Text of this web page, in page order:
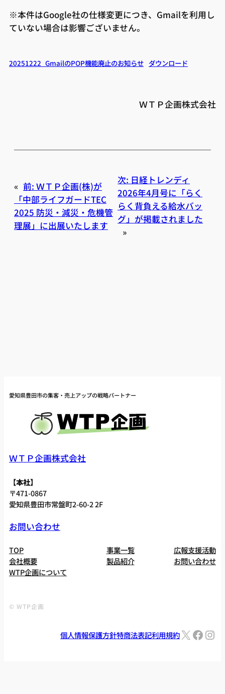
※本件はGoogle社の仕様変更につき、Gmailを利用し
ていない場合は影響ございません。
20251222_GmailのPOP機能廃止のお知らせ ダウンロード
ＷＴＰ企画株式会社
« 前: ＷＴＰ企画(株)が
「中部ライフガードTEC
2025 防災・減災・危機管
理展」に出展いたします
次: 日経トレンディ
2026年4月号に「らく
らく背負える給水バッ
グ」が掲載されました
»
愛知県豊田市の集客・売上アップの戦略パートナー
ＷＴＰ企画株式会社
【本社】
〒471-0867
愛知県豊田市常盤町2-60-2 2F
お問い合わせ
TOP
会社概要
WTP企画について
事業一覧
製品紹介
広報支援活動
お問い合わせ
© WTP企画
個人情報保護方針特商法表記利用規約X Facebook Instagram